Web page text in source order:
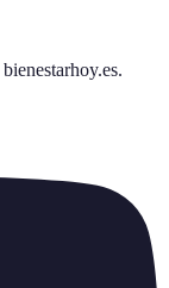
bienestarhoy.es.